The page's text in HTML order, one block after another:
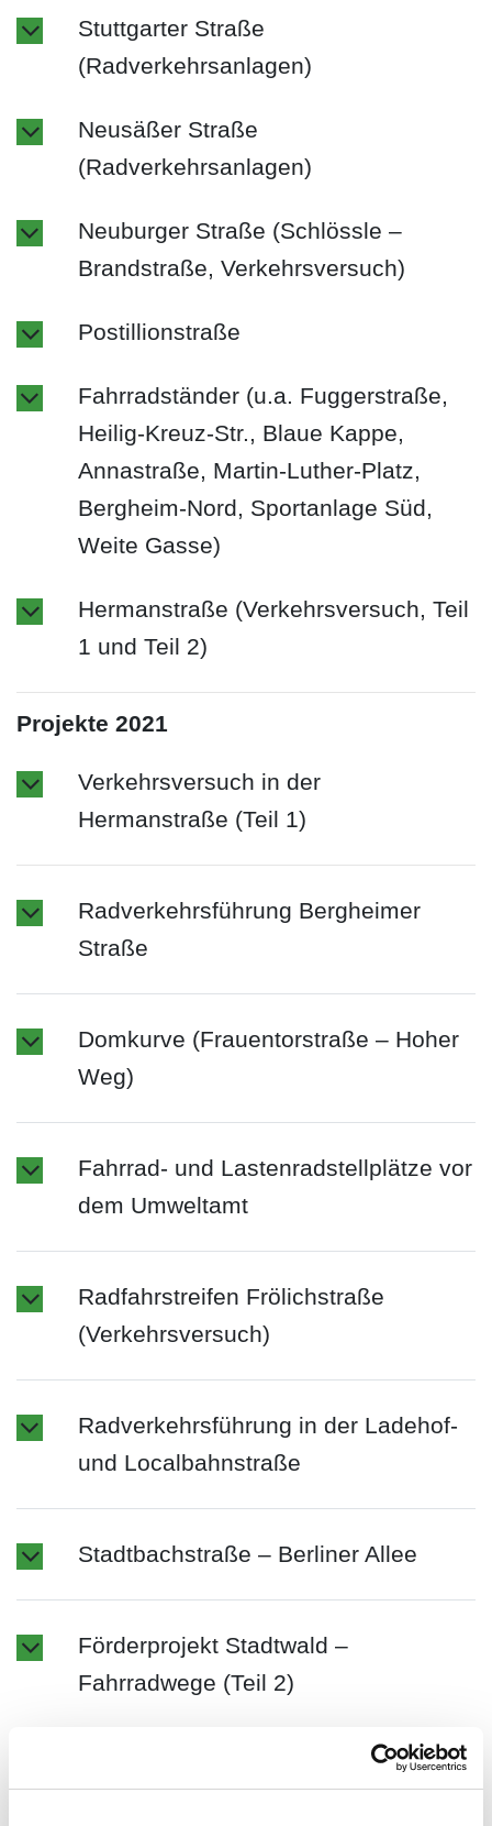
Stuttgarter Straße
(Radverkehrsanlagen)
Neusäßer Straße
(Radverkehrsanlagen)
Neuburger Straße (Schlössle –
Brandstraße, Verkehrsversuch)
Postillionstraße
Fahrradständer (u.a. Fuggerstraße,
Heilig-Kreuz-Str., Blaue Kappe,
Annastraße, Martin-Luther-Platz,
Bergheim-Nord, Sportanlage Süd,
Weite Gasse)
Hermanstraße (Verkehrsversuch, Teil
1 und Teil 2)
Projekte 2021
Verkehrsversuch in der
Hermanstraße (Teil 1)
Radverkehrsführung Bergheimer
Straße
Domkurve (Frauentorstraße – Hoher
Weg)
Fahrrad- und Lastenradstellplätze vor
dem Umweltamt
Radfahrstreifen Frölichstraße
(Verkehrsversuch)
Radverkehrsführung in der Ladehof-
und Localbahnstraße
Stadtbachstraße – Berliner Allee
Förderprojekt Stadtwald –
Fahrradwege (Teil 2)
Überregionaler Radweg ab Augsburg